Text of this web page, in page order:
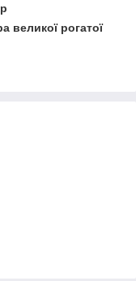
великої рогатої